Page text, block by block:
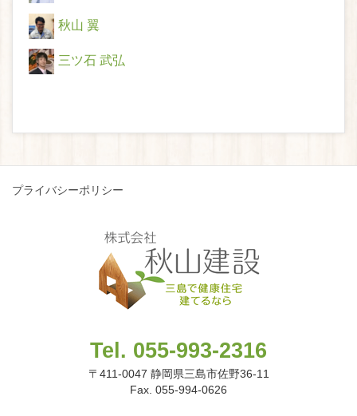
秋山 翼
三ツ石 武弘
プライバシーポリシー
Tel. 055-993-2316
〒411-0047 静岡県三島市佐野36-11
Fax. 055-994-0626